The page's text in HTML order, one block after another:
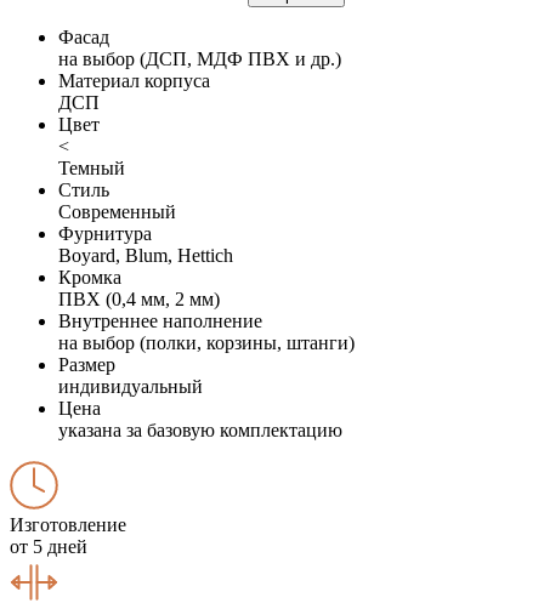
Фасад
на выбор (ДСП, МДФ ПВХ и др.)
Материал корпуса
ДСП
Цвет
<
Темный
Стиль
Современный
Фурнитура
Boyard, Blum, Hettich
Кромка
ПВХ (0,4 мм, 2 мм)
Внутреннее наполнение
на выбор (полки, корзины, штанги)
Размер
индивидуальный
Цена
указана за базовую комплектацию
Изготовление
от 5 дней